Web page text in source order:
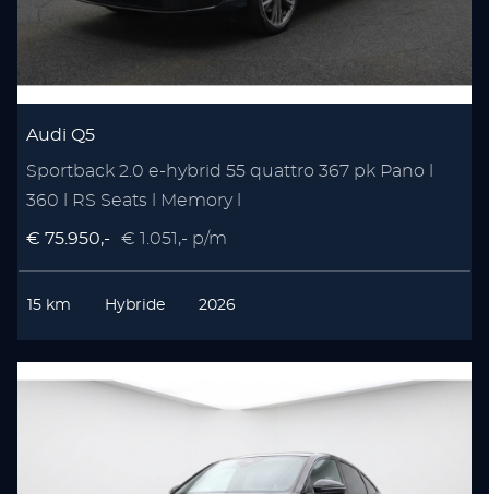
Audi Q5
Sportback 2.0 e-hybrid 55 quattro 367 pk Pano l
360 l RS Seats l Memory l
€ 75.950,- € 1.051,- p/m
15 km Hybride 2026